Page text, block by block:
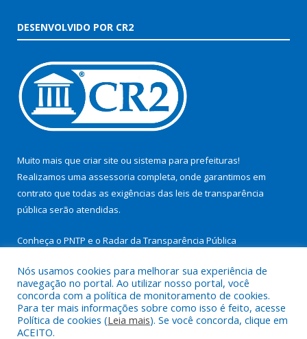
DESENVOLVIDO POR CR2
Muito mais que criar site ou sistema para prefeituras!
Realizamos uma assessoria completa, onde garantimos em
contrato que todas as exigências das leis de transparência
pública serão atendidas.
Conheça o PNTP e o Radar da Transparência Pública
Todos os direitos reservados a Prefeitura Municipal de São
Miguel do Guamá.
Nós usamos cookies para melhorar sua experiência de
navegação no portal. Ao utilizar nosso portal, você
concorda com a política de monitoramento de cookies.
Para ter mais informações sobre como isso é feito, acesse
Política de cookies (Leia mais). Se você concorda, clique em
ACEITO.